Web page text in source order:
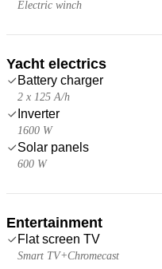
Electric winch
Yacht electrics
Battery charger
2 x 125 A/h
Inverter
1600 W
Solar panels
600 W
Entertainment
Flat screen TV
Smart TV+Chromecast